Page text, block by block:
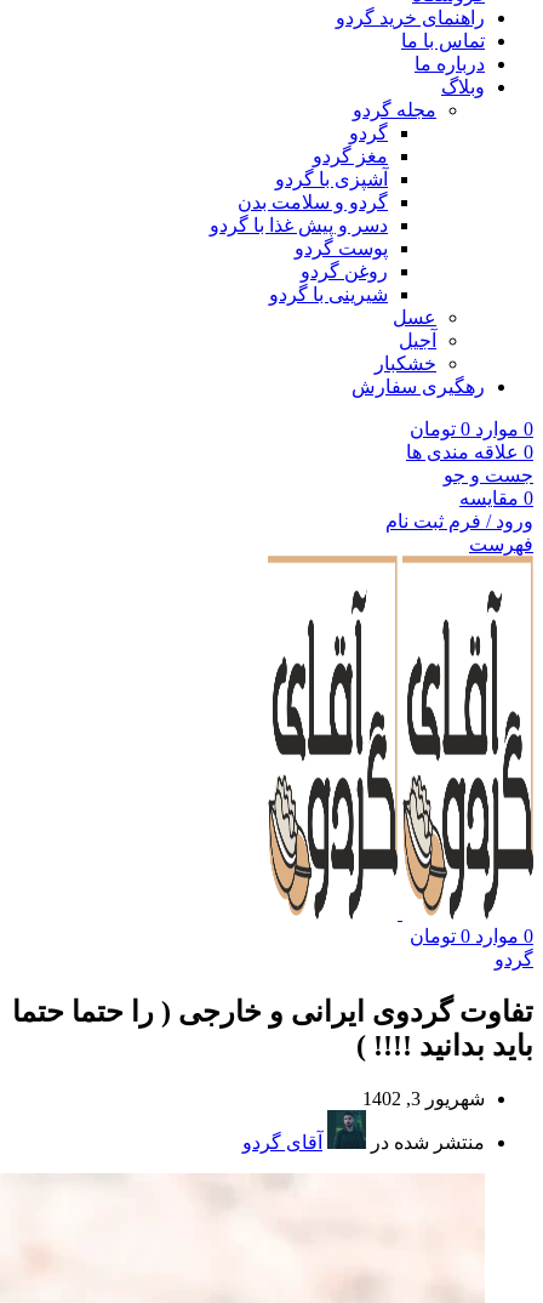
راهنمای خرید گردو
تماس با ما
درباره ما
وبلاگ
مجله گردو
گردو
مغز گردو
آشپزی با گردو
گردو و سلامت بدن
دسر و پیش غذا با گردو
پوست گردو
روغن گردو
شیرینی با گردو
عسل
آجیل
خشکبار
رهگیری سفارش
0 موارد 0 تومان
0 علاقه مندی ها
جست و جو
0 مقایسه
ورود / فرم ثبت نام
فهرست
0 موارد 0 تومان
گردو
تفاوت گردوی ایرانی و خارجی ( را حتما حتما
باید بدانید !!!! )
شهریور 3, 1402
منتشر شده در آقای گردو